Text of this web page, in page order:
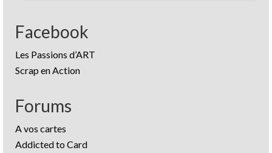
Facebook
Les Passions d’ART
Scrap en Action
Forums
A vos cartes
Addicted to Card